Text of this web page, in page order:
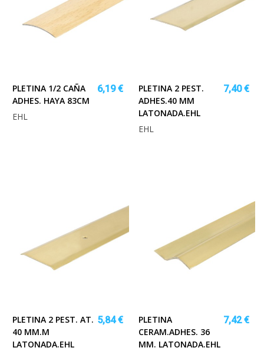
PLETINA 1/2 CAÑA
ADHES. HAYA 83CM
6,19 €
EHL
PLETINA 2 PEST.
ADHES.40 MM
LATONADA.EHL
7,40 €
EHL
PLETINA 2 PEST. AT.
40 MM.M
LATONADA.EHL
5,84 €
PLETINA
CERAM.ADHES. 36
MM. LATONADA.EHL
7,42 €